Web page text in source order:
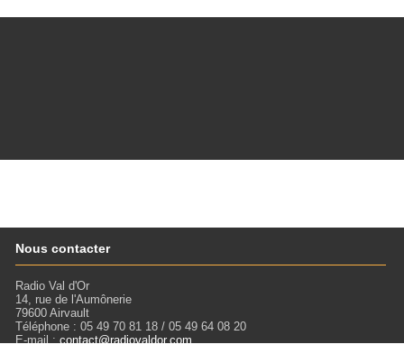
Nous contacter
Radio Val d'Or
14, rue de l'Aumônerie
79600 Airvault
Téléphone : 05 49 70 81 18 / 05 49 64 08 20
E-mail :contact@radiovaldor.com